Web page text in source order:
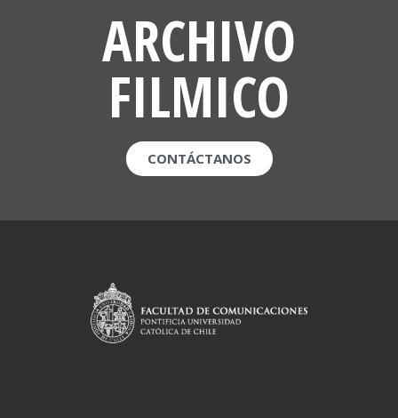
ARCHIVO
FILMICO
CONTÁCTANOS